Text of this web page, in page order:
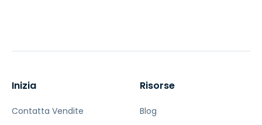
Inizia
Contatta Vendite
Risorse
Blog